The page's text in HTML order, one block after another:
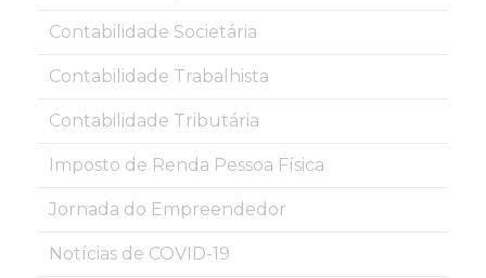
Contabilidade Societária
Contabilidade Trabalhista
Contabilidade Tributária
Imposto de Renda Pessoa Física
Jornada do Empreendedor
Notícias de COVID-19